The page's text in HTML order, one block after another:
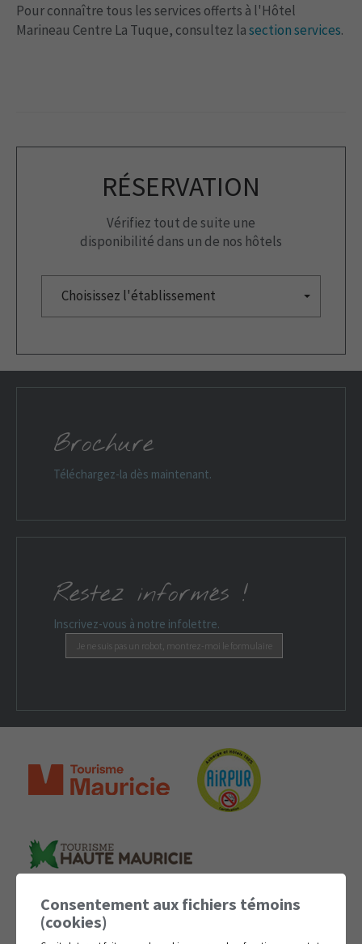
Pour connaître tous les services offerts à l'Hôtel
Marineau Centre La Tuque, consultez lasection services.
RÉSERVATION
Vérifiez tout de suite une
disponibilité dans un de nos hôtels
Choisissez l'établissement
Brochure
Téléchargez-la dès maintenant.
Restez informés !
Inscrivez-vous à notre infolettre.
Je ne suis pas un robot, montrez-moi le formulaire
Consentement aux fichiers témoins
(cookies)